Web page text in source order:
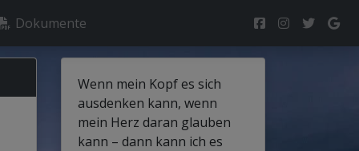
Dokumente
Wenn mein Kopf es sich
ausdenken kann, wenn
mein Herz daran glauben
kann – dann kann ich es